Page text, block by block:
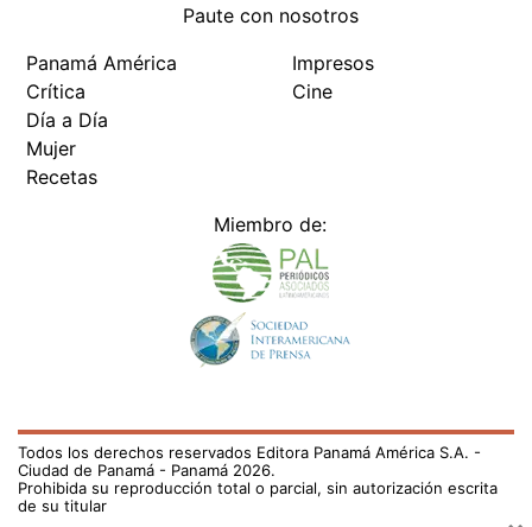
Paute con nosotros
Panamá América
Crítica
Día a Día
Mujer
Recetas
Impresos
Cine
Miembro de:
Todos los derechos reservados Editora Panamá América S.A. -
Ciudad de Panamá - Panamá 2026.
Prohibida su reproducción total o parcial, sin autorización escrita
de su titular